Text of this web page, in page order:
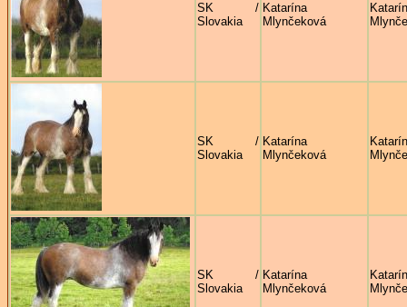
SK /
Slovakia
Katarína
Mlynčeková
SK /
Slovakia
Katarína
Mlynčeková
SK /
Slovakia
Katarína
Mlynčeková